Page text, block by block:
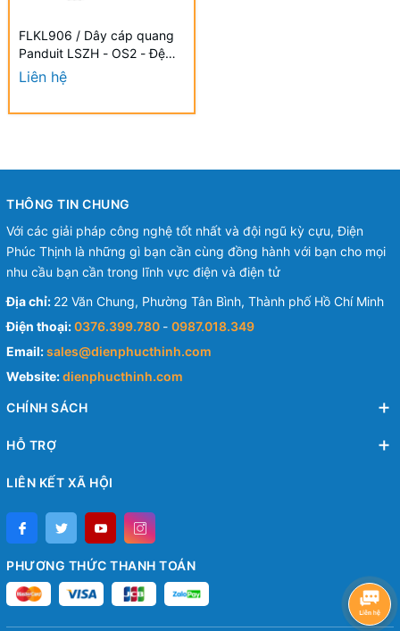
FLKL906 / Dây cáp quang
Panduit LSZH - OS2 - Đệm
900um FLKL906 -
Indoor/Outdoor Fiber Optic
Liên hệ
THÔNG TIN CHUNG
Với các giải pháp công nghệ tốt nhất và đội ngũ kỳ cựu, Điện
Phúc Thịnh là những gì bạn cần cùng đồng hành với bạn cho mọi
nhu cầu bạn cần trong lĩnh vực điện và điện tử
Địa chỉ: 22 Văn Chung, Phường Tân Bình, Thành phố Hồ Chí Minh
Điện thoại:0376.399.780 - 0987.018.349
Email:sales@dienphucthinh.com
Website:dienphucthinh.com
CHÍNH SÁCH
HỖ TRỢ
LIÊN KẾT XÃ HỘI
PHƯƠNG THỨC THANH TOÁN